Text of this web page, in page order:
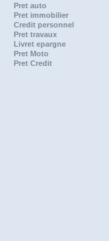
Pret auto
Pret immobilier
Credit personnel
Pret travaux
Livret epargne
Pret Moto
Pret Credit